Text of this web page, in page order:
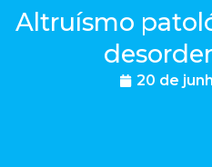
Altruísmo
20 de